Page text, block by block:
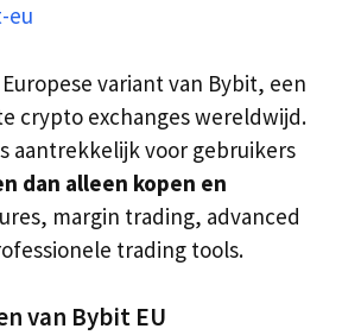
eu
variant van Bybit, een
crypto exchanges wereldwijd.
aantrekkelijk voor gebruikers
dan alleen kopen en
margin trading, advanced
trading tools.
van Bybit EU